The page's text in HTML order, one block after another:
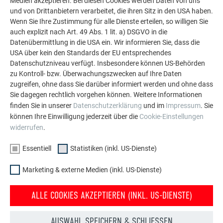
Die PREFA Referenzgalerie zeigt, wie vielseitig
Aluminium eingesetzt werden kann. Entdecken Sie
weitere beeindruckende Projekte mit den langlebigen
PREFA Aluminiumlösungen für Dach, Solar und
Fassade.
MEHR REFERENZEN ANSEHEN
und von Drittanbietern verarbeitet, die ihren Sitz in den USA haben.
Wenn Sie Ihre Zustimmung für alle Dienste erteilen, so willigen Sie
auch explizit nach Art. 49 Abs. 1 lit. a) DSGVO in die
Datenübermittlung in die USA ein. Wir informieren Sie, dass die
USA über kein den Standards der EU entsprechendes
Datenschutzniveau verfügt. Insbesondere können US-Behörden
zu Kontroll- bzw. Überwachungszwecken auf Ihre Daten
zugreifen, ohne dass Sie darüber informiert werden und ohne dass
Sie dagegen rechtlich vorgehen können. Weitere Informationen
finden Sie in unserer Datenschutzerklärung und im Impressum. Sie
können Ihre Einwilligung jederzeit über die Cookie-Einstellungen
widerrufen.
Essentiell Statistiken (inkl. US-Dienste)
Marketing & externe Medien (inkl. US-Dienste)
ALLE COOKIES AKZEPTIEREN (INKL. US-DIENSTE)